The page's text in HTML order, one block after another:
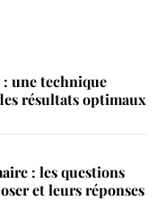
une technique
résultats optimaux
: les questions
et leurs réponses